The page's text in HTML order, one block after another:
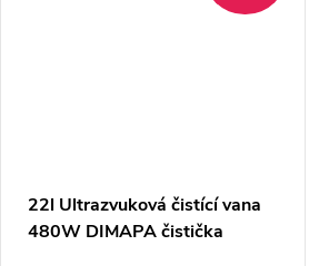
22l Ultrazvuková čistící vana
480W DIMAPA čistička